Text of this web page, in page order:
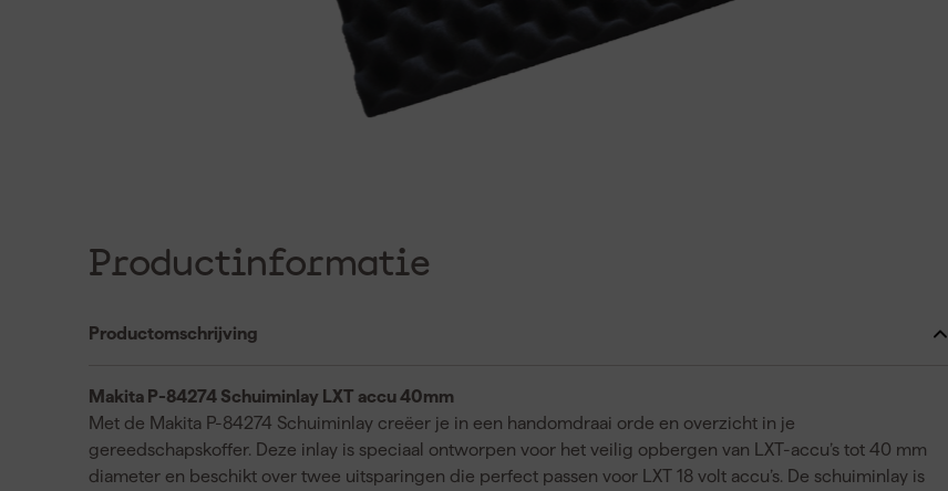
Productinformatie
Productomschrijving
Makita P-84274 Schuiminlay LXT accu 40mm
Met de Makita P-84274 Schuiminlay creëer je in een handomdraai orde en overzicht in je
gereedschapskoffer. Deze inlay is speciaal ontworpen voor het veilig opbergen van LXT-accu’s tot 40 mm
diameter en beschikt over twee uitsparingen die perfect passen voor LXT 18 volt accu’s. De schuiminlay is